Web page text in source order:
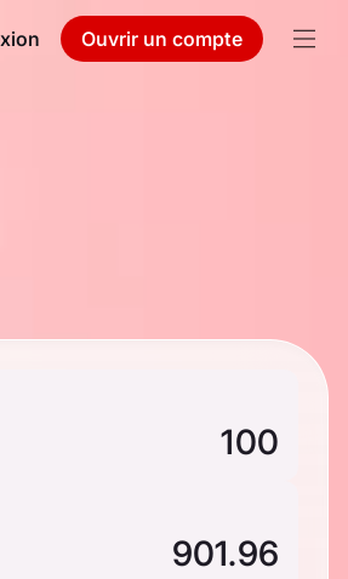
Ouvrir un compte